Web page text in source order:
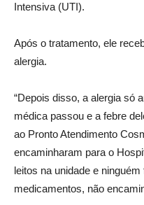
Intensiva (UTI).
Após o tratamento, ele
alergia.
“Depois disso, a alergia só
médica passou e a febre
ao Pronto Atendimento
encaminharam para o
leitos na unidade e
medicamentos, não